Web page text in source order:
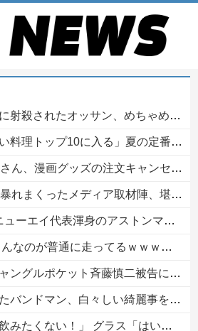
れたオッサン、めちゃめちゃ苦しそうに死ぬ
入る」夏の定番料理は冷やし中華 「あり得ないほどダルい」
ッズの注文キャンセルを43億円分繰り返しまくり逮捕
取材陣、堪忍袋の緒が切れた地元住民が苦情を寄せまくった結果……
ストンマーチンAMR26を改善に導いた最大の功労者はカルディレ他
ｗｗｗｗｗｗｗｗｗｗｗｗｗｗｗｗｗｗｗｗｗｗｗｗｗｗｗｗｗｗｗｗｗｗｗｗｗ
ポケット斉藤慎二被告に懲役7年の求刑←これ…
い綺麗事を吐きまくっていたが実際の所業が発覚してしまい……
たくない！」 グラス「はい転倒」